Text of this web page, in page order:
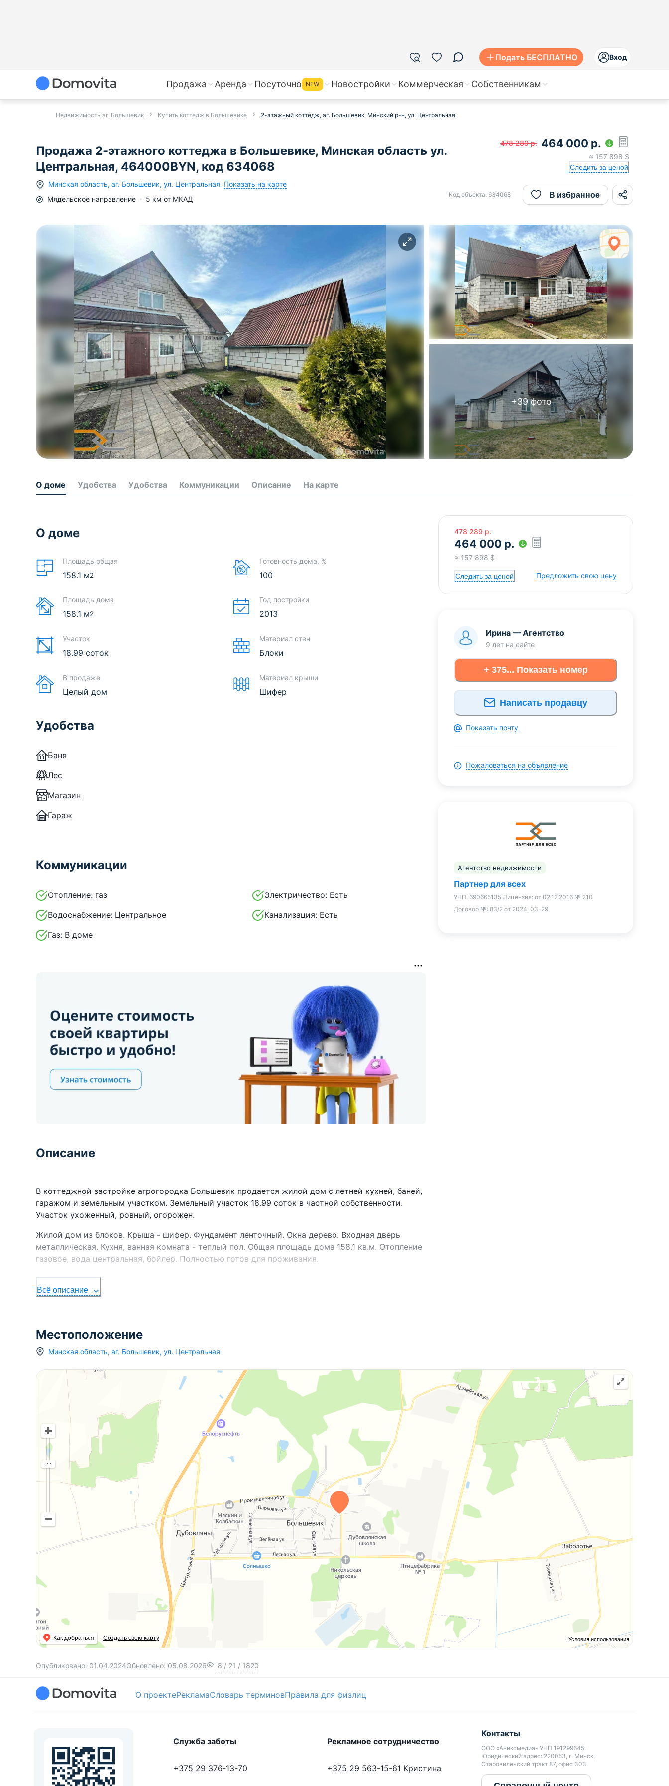
Подать БЕСПЛАТНО Вход
Продажа Аренда Посуточно NEW Новостройки Коммерческая Собственникам
Недвижимость аг. Большевик Купить коттедж в Большевике 2-этажный коттедж, аг. Большевик, Минский р-н, ул. Центральная
Продажа 2-этажного коттеджа в Большевике, Минская область ул.
Центральная, 464000BYN, код 634068
Минская область, аг. Большевик, ул. Центральная Показать на карте
Мядельское направление 5 км от МКАД
478 289 р. 464 000 р.
≈ 157 898 $
Следить за ценой
Код объекта: 634068 В избранное
+39фото
О доме Удобства Удобства Коммуникации Описание На карте
О доме
Площадь общая
158.1 м2
Площадь дома
158.1 м2
Участок
18.99 соток
В продаже
Целый дом
Готовность дома, %
100
Год постройки
2013
Материал стен
Блоки
Материал крыши
Шифер
Удобства
Баня
Лес
Магазин
Гараж
Коммуникации
Отопление: газ
Водоснабжение: Центральное
Газ: В доме
Электричество: Есть
Канализация: Есть
Описание
В коттеджной застройке агрогородка Большевик продается жилой дом с летней кухней, баней,
гаражом и земельным участком. Земельный участок 18.99 соток в частной собственности.
Участок ухоженный, ровный, огорожен.
Жилой дом из блоков. Крыша - шифер. Фундамент ленточный. Окна дерево. Входная дверь
металлическая. Кухня, ванная комната - теплый пол. Общая площадь дома 158.1 кв.м. Отопление
газовое, вода центральная, бойлер. Полностью готов для проживания.
На участке расположена летняя кухня. Можно использовать как дом для постоянного
проживания. Год постройки 2005, блочный, печное отопление, центральная вода, бойлер,
Отдельно стоящая баня, 25 кв.м. В бане парилка, моечная, предбанник и веранда. Вода
центральная.
На участке растут плодовые деревья, ягодные кусты, цветник. Теплица с системой полива от
Хорошее транспортное сообщение, близость к г. Минску. Автобусы рейсовые, маршрутные
такси каждые 10 минут.
Отличная инфраструктура: продуктовый магазин, школа, детский сад, амбулатория, почта,
сельсовет, стадион, дом быта. В шаговой доступности красивое озеро, рыбалка, рядом лес.
Показываем в любое удобное для Вас время.
Поможем продать/купить/обменять Вашу недвижимость!
ООО «Партнер для всех», УНП 690665135, лицензия Министерства юстиции Республики
Беларусь № 02240/321 от 02.12.2016, договор на оказание риэлтерских услуг № 83/2 от
29.03.2024г
Всё описание
478 289 р.
464 000 р.
≈ 157 898 $
Следить за ценой Предложить свою цену
Ирина — Агентство
9 лет на сайте
+ 375... Показать номер
Написать продавцу
Показать почту
Пожаловаться на объявление
Агентство недвижимости
Партнер для всех
УНП: 690665135 Лицензия: от 02.12.2016 № 210
Договор №: 83/2 от 2024-03-29
Местоположение
Минская область, аг. Большевик, ул. Центральная
Условия использования
Как добраться Создать свою карту
Опубликовано: 01.04.2024Обновлено: 05.08.2026 8 / 21 / 1820
О проектеРекламаСловарь терминовПравила для физлиц
Служба заботы
+375 29 376-13-70
Рекламное сотрудничество
+375 29 563-15-61 Кристина
Контакты
ООО «Аниксмедиа» УНП 191299645,
Юридический адрес: 220053, г. Минск,
Старовиленский тракт 87, офис 303